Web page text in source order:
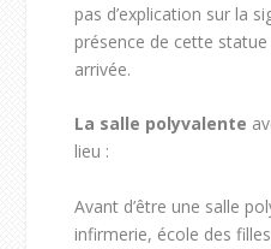
pas d’explication sur la
présence de cette
arrivée.
La salle polyvalente
lieu :
Avant d’être une salle
infirmerie, école des